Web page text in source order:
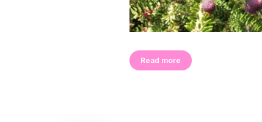
Read more